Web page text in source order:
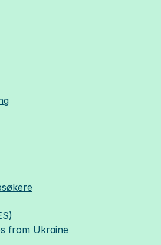
from Ukraine